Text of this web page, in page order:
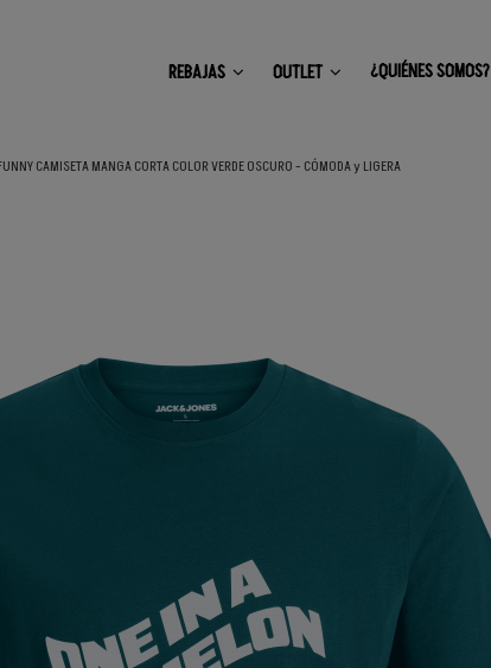
REBAJAS OUTLET ¿QUIÉNES SOMOS?
CAMISETA MANGA CORTA COLOR VERDE OSCURO - CÓMODA y LIGERA